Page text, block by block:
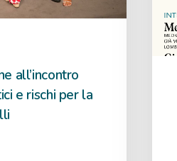
all’incontro
e rischi per la